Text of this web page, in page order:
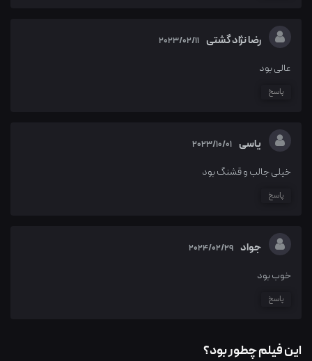
رضا نژاد گشتی 2023/02/11
عالی بود
پاسخ
یاسی 2023/10/01
خیلی جالب و قشنگ بود
پاسخ
جواد 2024/02/29
خوب بود
پاسخ
این فیلم چطور بود؟